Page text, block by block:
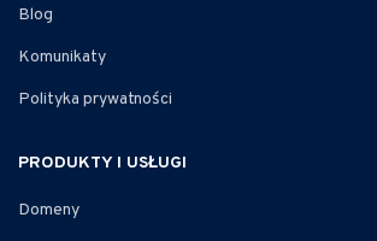
Blog
Komunikaty
Polityka prywatności
PRODUKTY I USŁUGI
Domeny